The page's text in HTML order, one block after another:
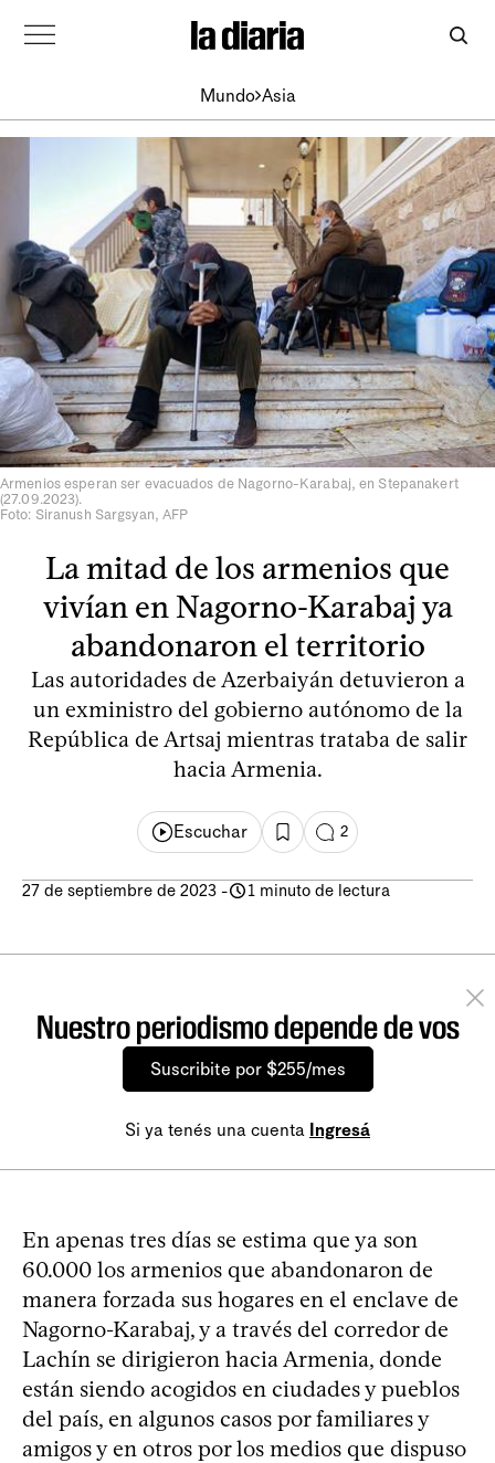
Mundo Asia
Armenios esperan ser evacuados de Nagorno-Karabaj, en Stepanakert
(27.09.2023).
Foto: Siranush Sargsyan, AFP
La mitad de los armenios que
vivían en Nagorno-Karabaj ya
abandonaron el territorio
Las autoridades de Azerbaiyán detuvieron a
un exministro del gobierno autónomo de la
República de Artsaj mientras trataba de salir
hacia Armenia.
Escuchar 2
27 de septiembre de 2023 - 1 minuto de lectura
Nuestro periodismo depende de vos
Suscribite por $255/mes
Si ya tenés una cuenta Ingresá
En apenas tres días se estima que ya son
60.000 los armenios que abandonaron de
manera forzada sus hogares en el enclave de
Nagorno-Karabaj, y a través del corredor de
Lachín se dirigieron hacia Armenia, donde
están siendo acogidos en ciudades y pueblos
del país, en algunos casos por familiares y
amigos y en otros por los medios que dispuso